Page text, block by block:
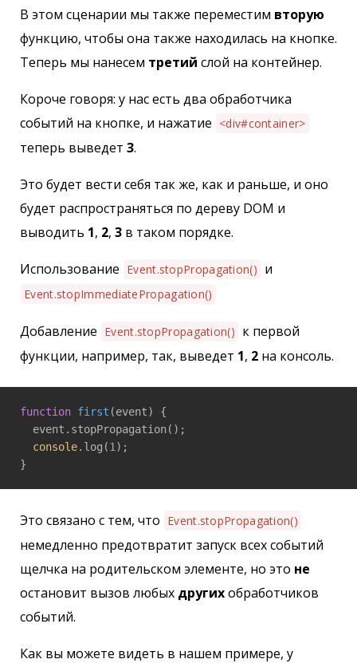
В этом сценарии мы также переместим вторую
функцию, чтобы она также находилась на кнопке.
Теперь мы нанесем третий слой на контейнер.
Короче говоря: у нас есть два обработчика
событий на кнопке, и нажатие <div#container>
теперь выведет 3.
Это будет вести себя так же, как и раньше, и оно
будет распространяться по дереву DOM и
выводить 1, 2, 3 в таком порядке.
Использование Event.stopPropagation() и
Event.stopImmediatePropagation()
Добавление Event.stopPropagation() к первой
функции, например, так, выведет 1, 2 на консоль.
function first (event) {
  event.stopPropagation();
console.log(1 );
}
Это связано с тем, что Event.stopPropagation()
немедленно предотвратит запуск всех событий
щелчка на родительском элементе, но это не
остановит вызов любых другихобработчиков
событий.
Как вы можете видеть в нашем примере, у